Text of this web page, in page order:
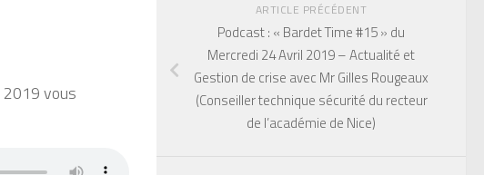
2019 vous
ARTICLE PRÉCÉDENT
Podcast : « Bardet Time #15 » du
Mercredi 24 Avril 2019 – Actualité et
Gestion de crise avec Mr Gilles Rougeaux
(Conseiller technique sécurité du recteur
de l’académie de Nice)